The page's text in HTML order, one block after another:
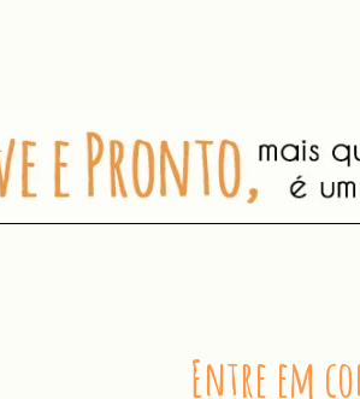
Entre em